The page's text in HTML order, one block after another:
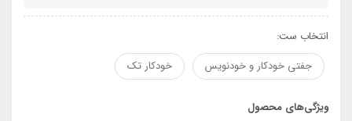
انتخاب ست:
جفتی خودکار و خودنویس
خودکار تک
ویژگی‌های محصول